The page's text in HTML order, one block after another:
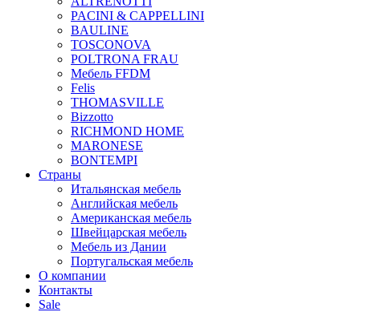
PACINI & CAPPELLINI
BAULINE
TOSCONOVA
POLTRONA FRAU
Мебель FFDM
Felis
THOMASVILLE
Bizzotto
RICHMOND HOME
MARONESE
BONTEMPI
Страны
Итальянская мебель
Английская мебель
Американская мебель
Швейцарская мебель
Мебель из Дании
Португальская мебель
О компании
Контакты
Sale